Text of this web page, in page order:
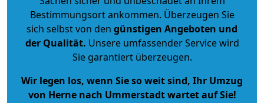
Bestimmungsort ankommen. Überzeugen Sie
sich selbst von den günstigen Angeboten und
der Qualität. Unsere umfassender Service wird
Sie garantiert überzeugen.
Wir legen los, wenn Sie so weit sind, Ihr Umzug
von Herne nach Ummerstadt wartet auf Sie!